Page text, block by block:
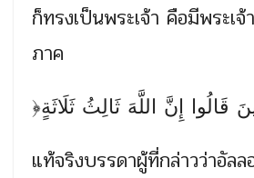
ก็ทรงเป็นพระเจ้า คือมีพระเจ้
ภาค
แท้จริงบรรดาผู้ที่กล่าวว่าอัล